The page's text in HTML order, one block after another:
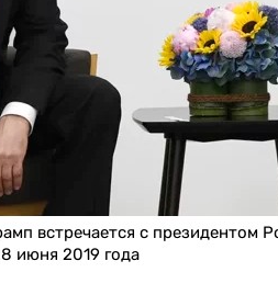
встречается с
июня 2019 года